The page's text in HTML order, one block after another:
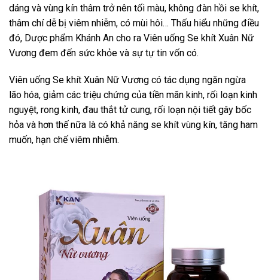
dáng và vùng kín thâm trở nên tối màu, không đàn hồi se khít,
thâm chí dễ bị viêm nhiễm, có mùi hôi… Thấu hiểu những điều
đó, Dược phẩm Khánh An cho ra Viên uống Se khít Xuân Nữ
Vương đem đến sức khỏe và sự tự tin vốn có.
Viên uống Se khít Xuân Nữ Vương có tác dụng ngăn ngừa
lão hóa, giảm các triệu chứng của tiền mãn kinh, rối loạn kinh
nguyệt, rong kinh, đau thắt tử cung, rối loạn nội tiết gây bốc
hỏa và hơn thế nữa là có khả năng se khít vùng kín, tăng ham
muốn, hạn chế viêm nhiễm.